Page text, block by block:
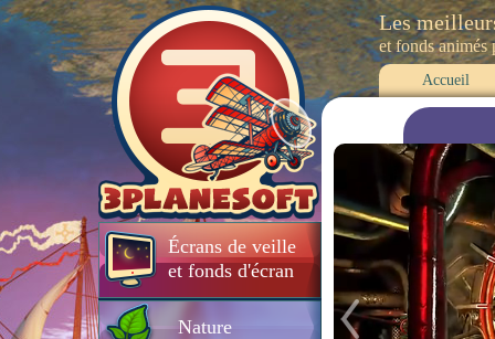
Écrans de veille
et fonds d'écran
Nature
Les
et fonds
Accueil